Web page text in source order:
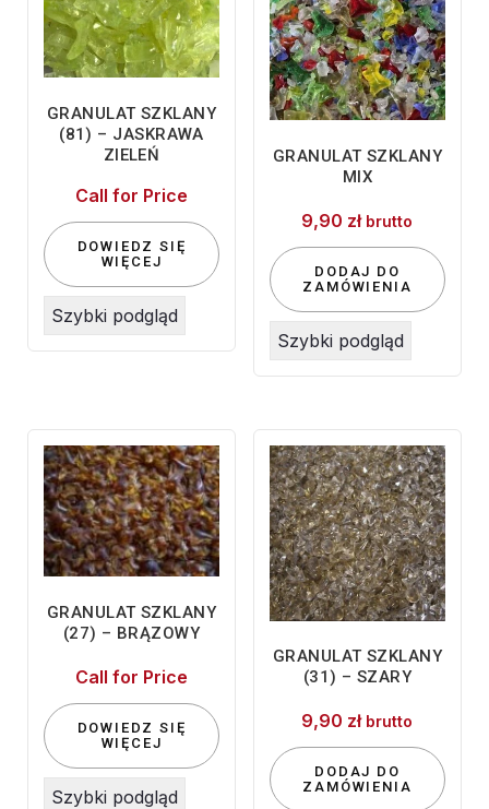
GRANULAT SZKLANY
(81) – JASKRAWA
ZIELEŃ
Call for Price
DOWIEDZ SIĘ
WIĘCEJ
Szybki podgląd
GRANULAT SZKLANY
MIX
9,90 zł brutto
DODAJ DO
ZAMÓWIENIA
Szybki podgląd
GRANULAT SZKLANY
(27) – BRĄZOWY
Call for Price
DOWIEDZ SIĘ
WIĘCEJ
Szybki podgląd
GRANULAT SZKLANY
(31) – SZARY
9,90 zł brutto
DODAJ DO
ZAMÓWIENIA